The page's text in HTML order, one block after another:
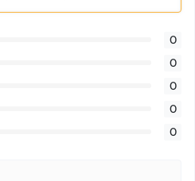
0
0
0
0
0